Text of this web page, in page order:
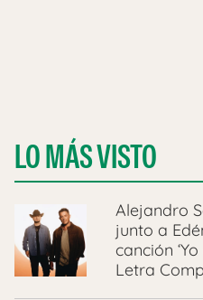
LO MÁS VISTO
Alejandro
junto a
canción
Letra